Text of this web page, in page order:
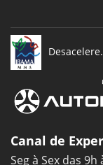
Canal de
Seg à Sex das 9h